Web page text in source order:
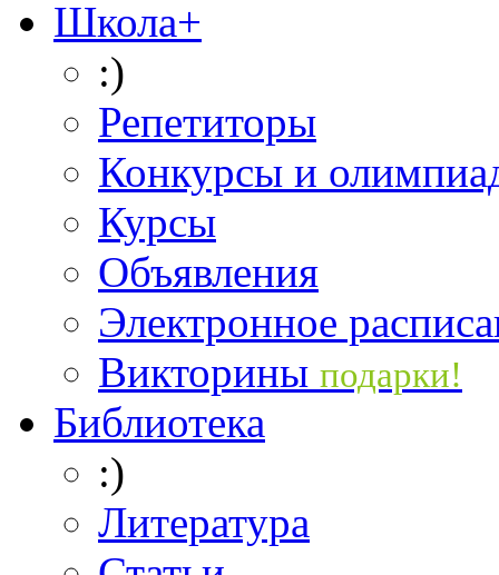
Школа+
:)
Репетиторы
Конкурсы и
Курсы
Объявления
Электронное
Викторины подарки!
Библиотека
:)
Литература